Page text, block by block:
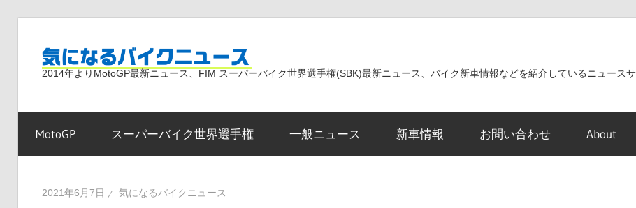
気
に
2014年よりMotoGP最新ニュース、FIM スーパーバイク世界選手権(SBK)最新ニュース、バイク新車情報などを紹介しているニュースサ
MotoGP スーパーバイク世界選手権 一般ニュース 新車情報 お問い合わせ About
2021年6月7日 気になるバイクニュース